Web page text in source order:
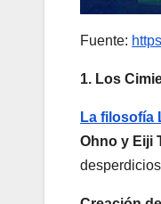
Fuente:
1. Los
La filosofía
Ohno y Eiji